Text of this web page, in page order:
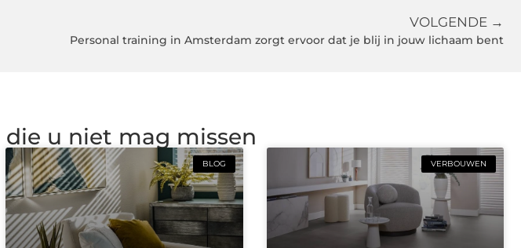
VOLGENDE →
Personal training in Amsterdam zorgt ervoor dat je blij in jouw lichaam bent
die u niet mag missen
BLOG VERBOUWEN